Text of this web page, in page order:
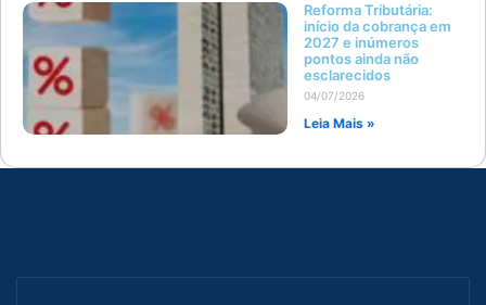
Reforma Tributária:
início da cobrança em
2027 e inúmeros
pontos ainda não
esclarecidos
04/07/2026
Leia Mais »